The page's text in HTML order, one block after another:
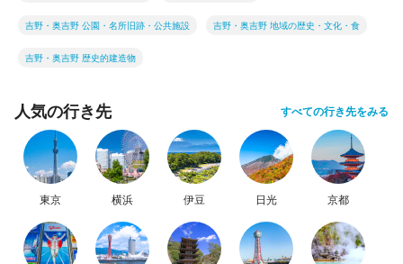
吉野・奥吉野 公園・名所旧跡・公共施設 吉野・奥吉野 地域の歴史・文化・食
吉野・奥吉野 歴史的建造物
人気の行き先 すべての行き先をみる
東京 横浜 伊豆 日光 京都